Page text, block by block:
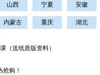
山西 宁夏 安徽
内蒙古 重庆 湖北
（送纸质版资料）
购！